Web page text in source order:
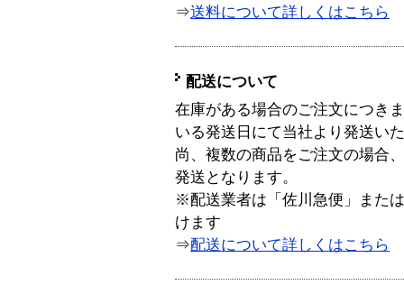
⇒送料について詳しくはこちら
配送について
在庫がある場合のご注文につき
いる発送日にて当社より発送い
尚、複数の商品をご注文の場合
発送となります。
※配送業者は「佐川急便」また
けます
⇒配送について詳しくはこちら